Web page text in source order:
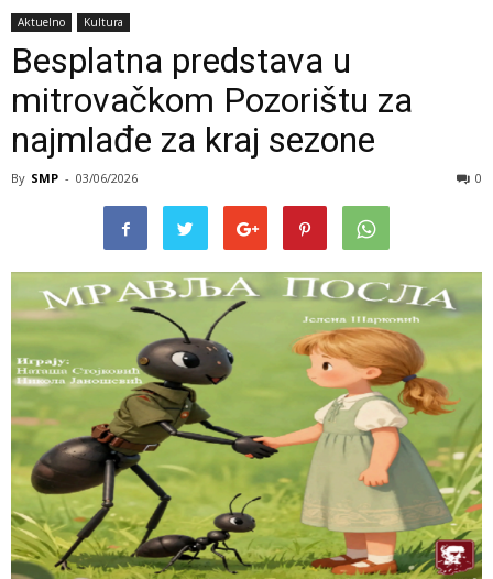
Aktuelno Kultura
Besplatna predstava u
mitrovačkom Pozorištu za
najmlađe za kraj sezone
By SMP - 03/06/2026 0